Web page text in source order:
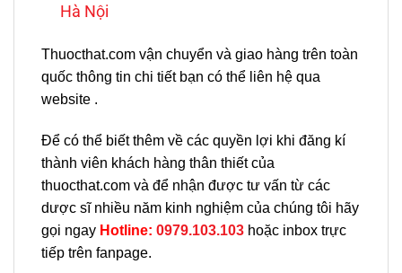
Hà Nội
Thuocthat.com vận chuyển và giao hàng trên toàn
quốc thông tin chi tiết bạn có thể liên hệ qua
website .
Để có thể biết thêm về các quyền lợi khi đăng kí
thành viên khách hàng thân thiết của
thuocthat.com và để nhận được tư vấn từ các
dược sĩ nhiều năm kinh nghiệm của chúng tôi hãy
gọi ngay Hotline: 0979.103.103 hoặc inbox trực
tiếp trên fanpage.